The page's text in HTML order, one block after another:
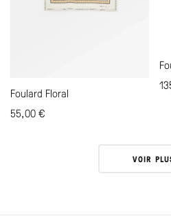
Foulard Floral
55,00€
VOIR